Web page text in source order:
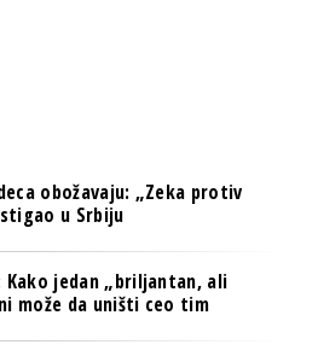
obožavaju: „Zeka protiv
u Srbiju
Kako jedan „briljantan, ali
može da uništi ceo tim